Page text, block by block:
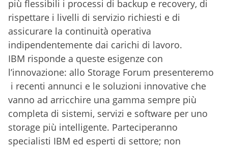
più flessibili i processi di backup e recovery, di
rispettare i livelli di servizio richiesti e di
assicurare la continuità operativa
indipendentemente dai carichi di lavoro.
IBM risponde a queste esigenze con
l’innovazione: allo Storage Forum presenteremo
i recenti annunci e le soluzioni innovative che
vanno ad arricchire una gamma sempre più
completa di sistemi, servizi e software per uno
storage più intelligente. Parteciperanno
specialisti IBM ed esperti di settore; non